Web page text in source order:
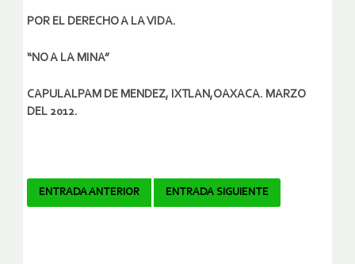
POR EL DERECHO A LA VIDA.
“NO A LA MINA”
CAPULALPAM DE MENDEZ, IXTLAN,OAXACA. MARZO
DEL 2012.
Navegador
ENTRADA ANTERIOR ENTRADA SIGUIENTE